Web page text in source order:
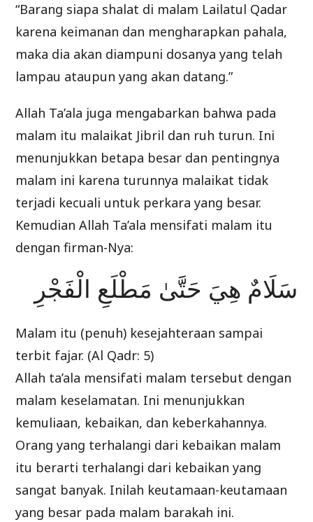
“Barang siapa shalat di malam Lailatul Qadar
karena keimanan dan mengharapkan pahala,
maka dia akan diampuni dosanya yang telah
lampau ataupun yang akan datang.”
Allah Ta’ala juga mengabarkan bahwa pada
malam itu malaikat Jibril dan ruh turun. Ini
menunjukkan betapa besar dan pentingnya
malam ini karena turunnya malaikat tidak
terjadi kecuali untuk perkara yang besar.
Kemudian Allah Ta’ala mensifati malam itu
dengan firman-Nya:
سَلَامٌ هِيَ حَتَّىٰ مَطْلَعِ الْفَجْرِ
Malam itu (penuh) kesejahteraan sampai
terbit fajar. (Al Qadr: 5)
Allah ta’ala mensifati malam tersebut dengan
malam keselamatan. Ini menunjukkan
kemuliaan, kebaikan, dan keberkahannya.
Orang yang terhalangi dari kebaikan malam
itu berarti terhalangi dari kebaikan yang
sangat banyak. Inilah keutamaan-keutamaan
yang besar pada malam barakah ini.